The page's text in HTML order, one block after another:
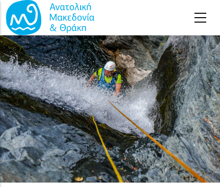
Παράκαμψη προς το κυρίως περιεχόμενο